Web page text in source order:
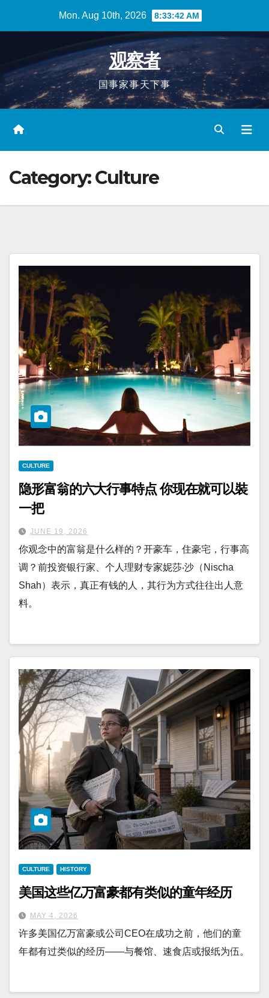
Mon. Aug 10th, 2026 8:33:44 AM
观察者
国事家事天下事
Category:Culture
CULTURE
隐形富翁的六大行事特点 你现在就可以裝
一把
JUNE 19, 2026
你观念中的富翁是什么样的？开豪车，住豪宅，行事高
调？前投资银行家、个人理财专家妮莎‧沙（Nischa
Shah）表示，真正有钱的人，其行为方式往往出人意
料。
CULTURE HISTORY
美国这些亿万富豪都有类似的童年经历
MAY 4, 2026
许多美国亿万富豪或公司CEO在成功之前，他们的童
年都有过类似的经历——与餐馆、速食店或报纸为伍。